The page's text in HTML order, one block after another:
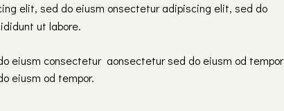
elit, sed do eiusm onsectetur adipiscing elit, sed do
ut labore.
eiusm consectetur aonsectetur sed do eiusm od tempor
eiusm od tempor.